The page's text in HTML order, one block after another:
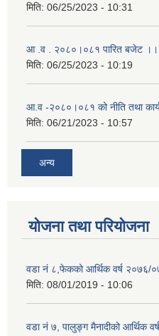
मिति: 06/25/2023 - 10:31
आ .व . २०८०।०८१ पारित बजेट ।।
मिति: 06/25/2023 - 10:19
आ.व -२०८०।०८१ को नीति तथा
मिति: 06/21/2023 - 10:57
अन्य
योजना तथा परियोजना
वडा नं ८,फेकको आर्थिक वर्ष २०७६/
मिति: 08/01/2019 - 10:06
वडा नं ७, पालुङ्ग मैनादीको आर्थिक